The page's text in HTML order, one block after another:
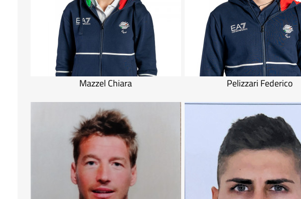
Mazzel Chiara Pelizzari Federico